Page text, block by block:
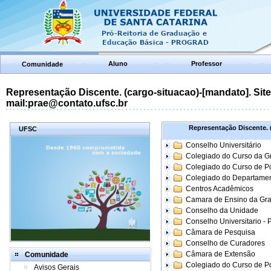
Comunidade Aluno Professor
Representação Discente. (cargo-situacao)-[mandato].
mail:prae@contato.ufsc.br
UFSC
Comunidade
Avisos Gerais
Representação Discente.
Conselho Universitário
Colegiado do Curso da
Colegiado do Curso de
Colegiado do
Centros Acadêmicos
Camara de Ensino da
Conselho da Unidade
Conselho Universitario -
Câmara de Pesquisa
Conselho de Curadores
Câmara de Extensão
Colegiado do Curso de